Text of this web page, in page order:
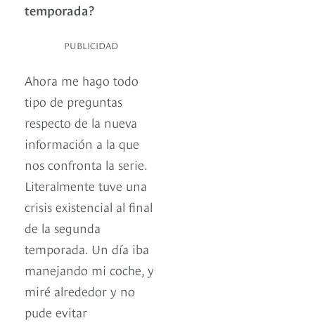
temporada?
PUBLICIDAD
Ahora me hago todo
tipo de preguntas
respecto de la nueva
información a la que
nos confronta la serie.
Literalmente tuve una
crisis existencial al final
de la segunda
temporada. Un día iba
manejando mi coche, y
miré alrededor y no
pude evitar